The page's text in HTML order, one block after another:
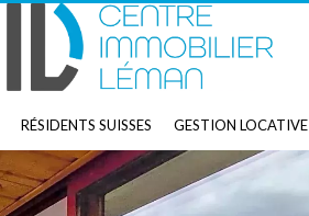
RÉSIDENTS SUISSES GESTION LOCATIVE